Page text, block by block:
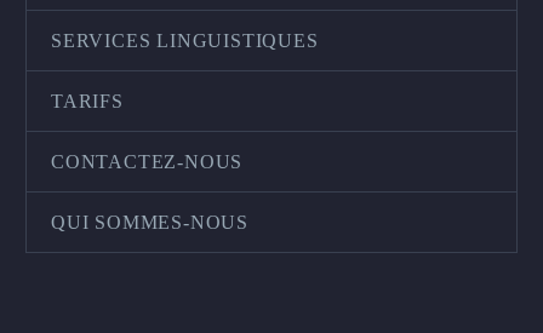
SERVICES LINGUISTIQUES
TARIFS
CONTACTEZ-NOUS
QUI SOMMES-NOUS